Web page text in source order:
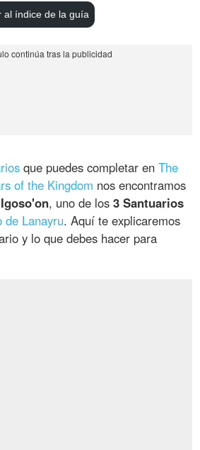
al índice de la guía
que puedes completar enThe
of the Kingdom nos encontramos
, uno de los3 Santuarios
de Lanayru. Aquí te explicaremos
y lo que debes hacer para